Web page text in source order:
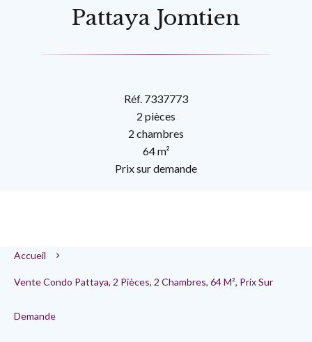
Pattaya Jomtien
Réf. 7337773
2 pièces
2 chambres
64 m²
Prix sur demande
Accueil
Vente Condo Pattaya, 2 Pièces, 2 Chambres, 64 M², Prix Sur
Demande